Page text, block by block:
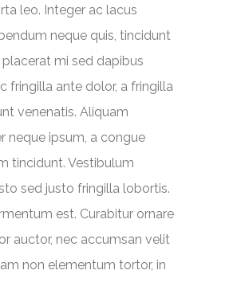
leo. Integer ac lacus
neque quis, tincidunt
placerat mi sed dapibus
fringilla ante dolor, a fringilla
venenatis. Aliquam
neque ipsum, a congue
tincidunt. Vestibulum
sed justo fringilla lobortis.
est. Curabitur ornare
auctor, nec accumsan velit
non elementum tortor, in